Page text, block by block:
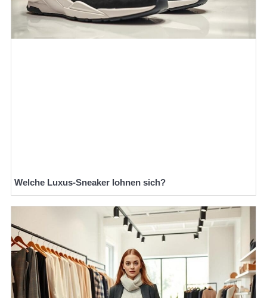
Welche Luxus-Sneaker lohnen sich?